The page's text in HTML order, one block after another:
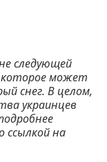
следующей
может
снег. В целом,
украинцев
ссылкой на